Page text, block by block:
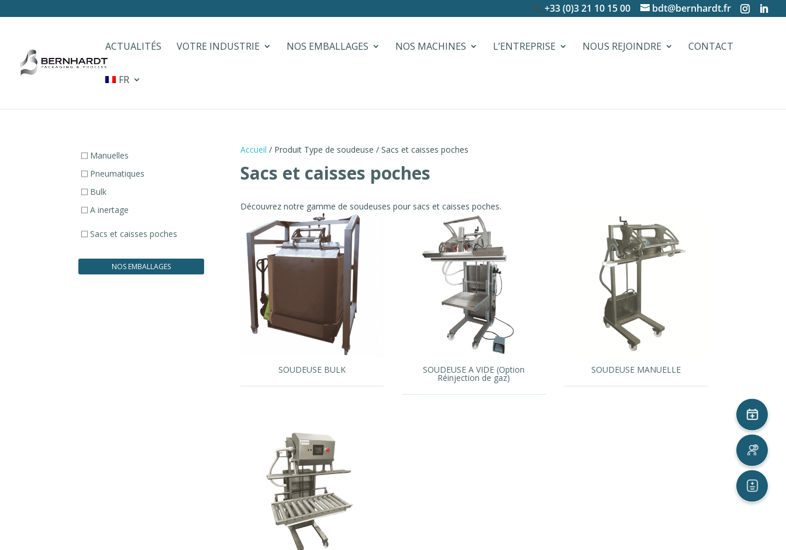
+33 (0)3 21 10 15 00 bdt@bernhardt.fr
ACTUALITÉS VOTRE INDUSTRIE NOS EMBALLAGES NOS MACHINES L’ENTREPRISE NOUS REJOINDRE CONTACT
FR
Accueil / Produit Type de soudeuse / Sacs et caisses poches
Sacs et caisses poches
Découvrez notre gamme de soudeuses pour sacs et caisses poches.
SOUDEUSE BULK SOUDEUSE A VIDE (Option
Réinjection de gaz)
SOUDEUSE MANUELLE
Manuelles
Pneumatiques
Bulk
A inertage
Sacs et caisses poches
NOS EMBALLAGES